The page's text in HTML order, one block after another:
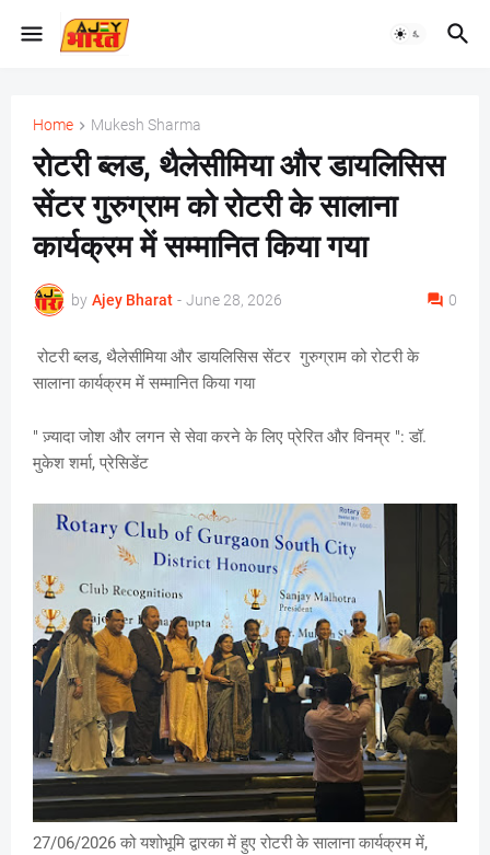
Home Mukesh Sharma
रोटरी ब्लड, थैलेसीमिया और डायलिसिस
सेंटर गुरुग्राम को रोटरी के सालाना
कार्यक्रम में सम्मानित किया गया
by Ajey Bharat - June 28, 2026 0
रोटरी ब्लड, थैलेसीमिया और डायलिसिस सेंटर गुरुग्राम को रोटरी के
सालाना कार्यक्रम में सम्मानित किया गया
" ज़्यादा जोश और लगन से सेवा करने के लिए प्रेरित और विनम्र ": डॉ.
मुकेश शर्मा, प्रेसिडेंट
27/06/2026 को यशोभूमि द्वारका में हुए रोटरी के सालाना कार्यक्रम में,